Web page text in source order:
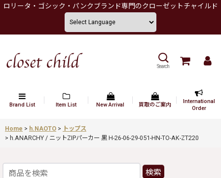
ロリータ・ゴシック・パンクブランド専門のクローゼットチャイルド
Search
Brand List Item List New Arrival 買取のご案内
International
Order
Home > h.NAOTO > トップス
> h.ANARCHY / ニットZIPパーカー 黒 H-26-06-29-051-HN-TO-AK-ZT220
検索